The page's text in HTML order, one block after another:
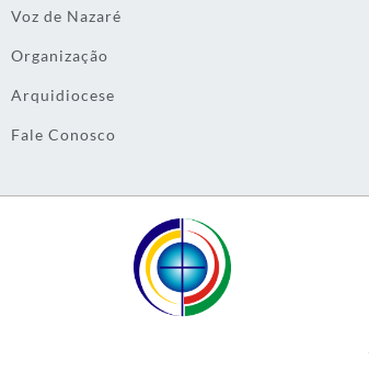
Voz de Nazaré
Organização
Arquidiocese
Fale Conosco